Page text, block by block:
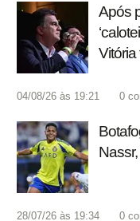
Após
04/08/26 às 19:21 0
28/07/26 às 19:34 0